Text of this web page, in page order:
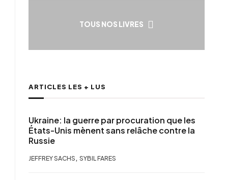
TOUS NOS LIVRES
ARTICLES LES + LUS
Ukraine: la guerre par procuration que les
États-Unis mènent sans relâche contre la
Russie
JEFFREY SACHS , SYBIL FARES